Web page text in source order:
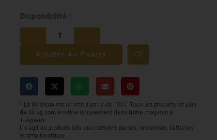
Disponibilité :
quantité
de
Elixir
Nanoweb
custom
light
13/56
Ajouter Au Panier
¹ La livraison est offerte a partir de 150€. Tous les produits de plus
de 30 kg sont à retirer uniquement dans notre magasin à
Trégueux.
Il s’agit de produits tels que certains pianos, enceintes, batteries
et amplificateurs.